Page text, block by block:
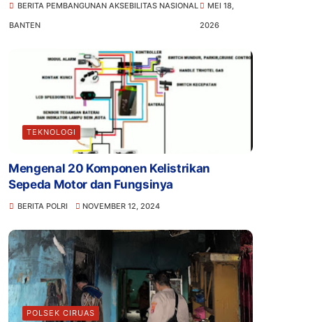
BERITA PEMBANGUNAN AKSEBILITAS NASIONAL
BANTEN
MEI 18,
2026
TEKNOLOGI
Mengenal 20 Komponen Kelistrikan
Sepeda Motor dan Fungsinya
BERITA POLRI NOVEMBER 12, 2024
POLSEK CIRUAS